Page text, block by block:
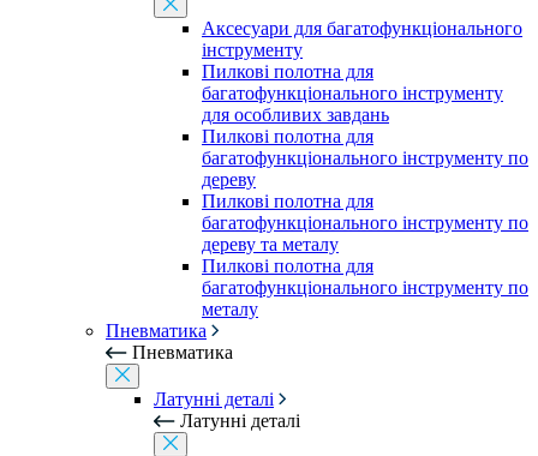
Аксесуари для багатофункціонального
інструменту
Пилкові полотна для
багатофункціонального інструменту
для особливих завдань
Пилкові полотна для
багатофункціонального інструменту по
дереву
Пилкові полотна для
багатофункціонального інструменту по
дереву та металу
Пилкові полотна для
багатофункціонального інструменту по
металу
Пневматика
Пневматика
Латунні деталі
Латунні деталі